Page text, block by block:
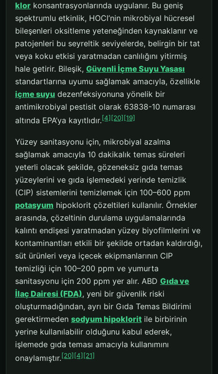
klor konsantrasyonlarında uygulanır. Bu geniş
spektrumlu etkinlik, HOCl’nin mikrobiyal hücresel
bileşenleri oksitleme yeteneğinden kaynaklanır ve
patojenleri bu seyreltik seviyelerde, belirgin bir tat
veya koku etkisi yaratmadan canlılığını yitirmiş
hale getirir. Bileşik, Güvenli İçme Suyu Yasası
standartlarına uyumu sağlamak amacıyla, özellikle
içme suyu dezenfeksiyonuna yönelik bir
antimikrobiyal pestisit olarak 63838-10 numarası
altında EPA’ya kayıtlıdır.[4] [20] [19]
Yüzey sanitasyonu için, mikrobiyal azalma
sağlamak amacıyla 10 dakikalık temas süreleri
yeterli olacak şekilde, gözeneksiz gıda temas
yüzeylerini ve gıda işlemedeki yerinde temizlik
(CIP) sistemlerini temizlemek için 100–600 ppm
potasyum hipoklorit çözeltileri kullanılır. Örnekler
arasında, çözeltinin durulama uygulamalarında
kalıntı endişesi yaratmadan yüzey biyofilmlerini ve
kontaminantları etkili bir şekilde ortadan kaldırdığı,
süt ürünleri veya içecek ekipmanlarının CIP
temizliği için 100–200 ppm ve yumurta
sanitasyonu için 200 ppm yer alır. ABD Gıda ve
İlaç Dairesi (FDA), yeni bir güvenlik riski
oluşturmadığından, ayrı bir Gıda Temas Bildirimi
gerektirmeden sodyum hipoklorit ile birbirinin
yerine kullanılabilir olduğunu kabul ederek,
işlemede gıda teması amacıyla kullanımını
onaylamıştır.[20] [4] [21]